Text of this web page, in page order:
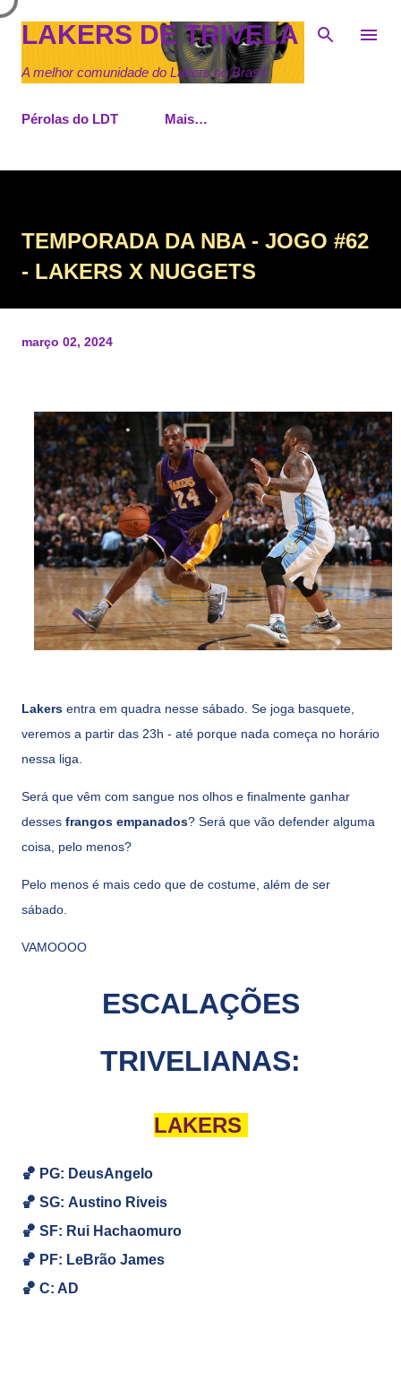
Pular para o conteúdo principal
LAKERS DE TRIVELA
A melhor comunidade do Lakers no Brasil
Pérolas do LDT Mais…
TEMPORADA DA NBA - JOGO #62
- LAKERS X NUGGETS
março 02, 2024
Lakers entra em quadra nesse sábado. Se joga basquete,
veremos a partir das 23h - até porque nada começa no horário
nessa liga.
Será que vêm com sangue nos olhos e finalmente ganhar
desses frangos empanados? Será que vão defender alguma
coisa, pelo menos?
Pelo menos é mais cedo que de costume, além de ser
sábado.
VAMOOOO
ESCALAÇÕES
TRIVELIANAS:
LAKERS
🏀 PG: DeusAngelo
🏀 SG: Austino Riveis
🏀 SF: Rui Hachaomuro
🏀 PF: LeBrão James
🏀 C: AD